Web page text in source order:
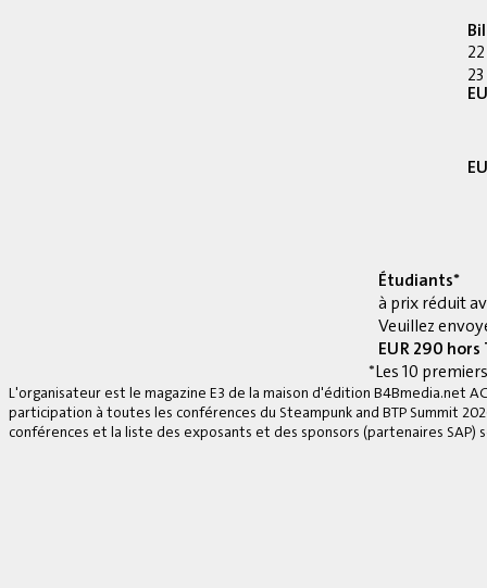
Étudiants*
à prix réduit
Veuillez
EUR 290 hors
*Les 10
L'organisateur est le magazine E3 de la maison d'édition B4Bmedia.net
participation à toutes les conférences du Steampunk and BTP Summit
conférences et la liste des exposants et des sponsors (partenaires